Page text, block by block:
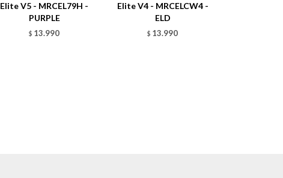
Elite V5 - MRCEL79H -
PURPLE
$ 13.990
Elite V4 - MRCELCW4 -
ELD
$ 13.990